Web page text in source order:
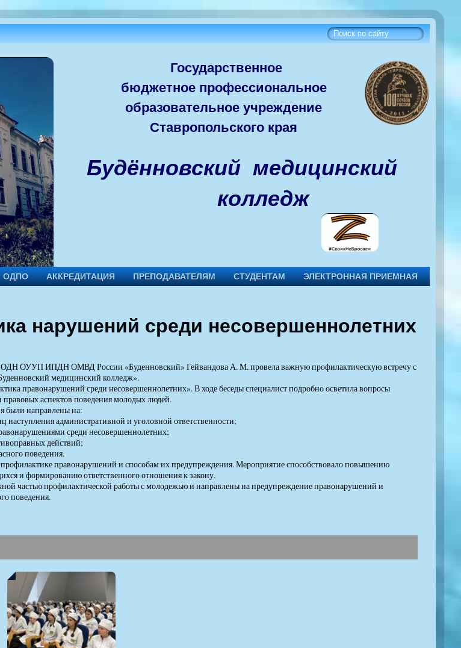
Государственное
бюджетноепрофессиональное
образовательное учреждение
Ставропольского края
Будённовский медицинский
колледж
ОДПО АККРЕДИТАЦИЯ ПРЕПОДАВАТЕЛЯМ СТУДЕНТАМ ЭЛЕКТРОННАЯ ПРИЕМНАЯ
нарушений среди несовершеннолетних
ОДН ОУУП ИПДН ОМВД России «Буденновский» Гейвандова А. М. провела важную профилактическую встречу с
медицинский колледж».
правонарушений среди несовершеннолетних». В ходе беседы специалист подробно осветила вопросы
правовых аспектов поведения молодых людей.
были направлены на:
наступления административной и уголовной ответственности;
среди несовершеннолетних;
действий;
поведения.
правонарушений и способам их предупреждения. Мероприятие способствовало повышению
и формированию ответственного отношения к закону.
частью профилактической работы с молодежью и направлены на предупреждение правонарушений и
поведения.